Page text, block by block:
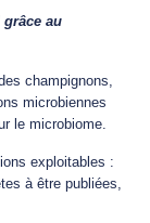
au
champignons,
microbiennes
le microbiome.
exploitables :
à être publiées,